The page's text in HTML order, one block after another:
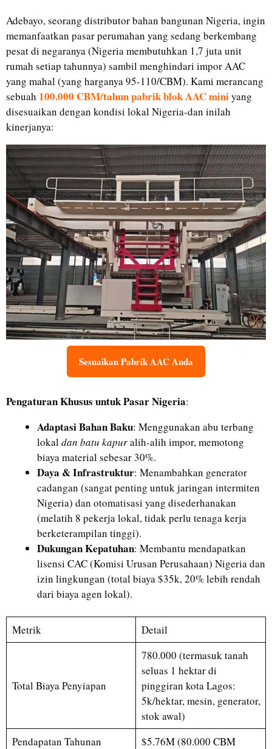
Adebayo, seorang distributor bahan bangunan Nigeria, ingin
memanfaatkan pasar perumahan yang sedang berkembang
pesat di negaranya (Nigeria membutuhkan 1,7 juta unit
rumah setiap tahunnya) sambil menghindari impor AAC
yang mahal (yang harganya 95-110/CBM). Kami merancang
sebuah 100.000 CBM/tahun pabrik blok AAC miniyang
disesuaikan dengan kondisi lokal Nigeria-dan inilah
kinerjanya:
Sesuaikan Pabrik AAC Anda
Pengaturan Khusus untuk Pasar Nigeria:
Adaptasi Bahan Baku: Menggunakan abu terbang
lokal dan batu kapuralih-alih impor, memotong
biaya material sebesar 30%.
Daya & Infrastruktur: Menambahkan generator
cadangan (sangat penting untuk jaringan intermiten
Nigeria) dan otomatisasi yang disederhanakan
(melatih 8 pekerja lokal, tidak perlu tenaga kerja
berketerampilan tinggi).
Dukungan Kepatuhan: Membantu mendapatkan
lisensi CAC (Komisi Urusan Perusahaan) Nigeria dan
izin lingkungan (total biaya $35k, 20% lebih rendah
dari biaya agen lokal).
Metrik Detail
Total Biaya Penyiapan
780.000 (termasuk tanah
seluas 1 hektar di
pinggiran kota Lagos:
5k/hektar, mesin, generator,
stok awal)
Pendapatan Tahunan
$5.76M (80.000 CBM